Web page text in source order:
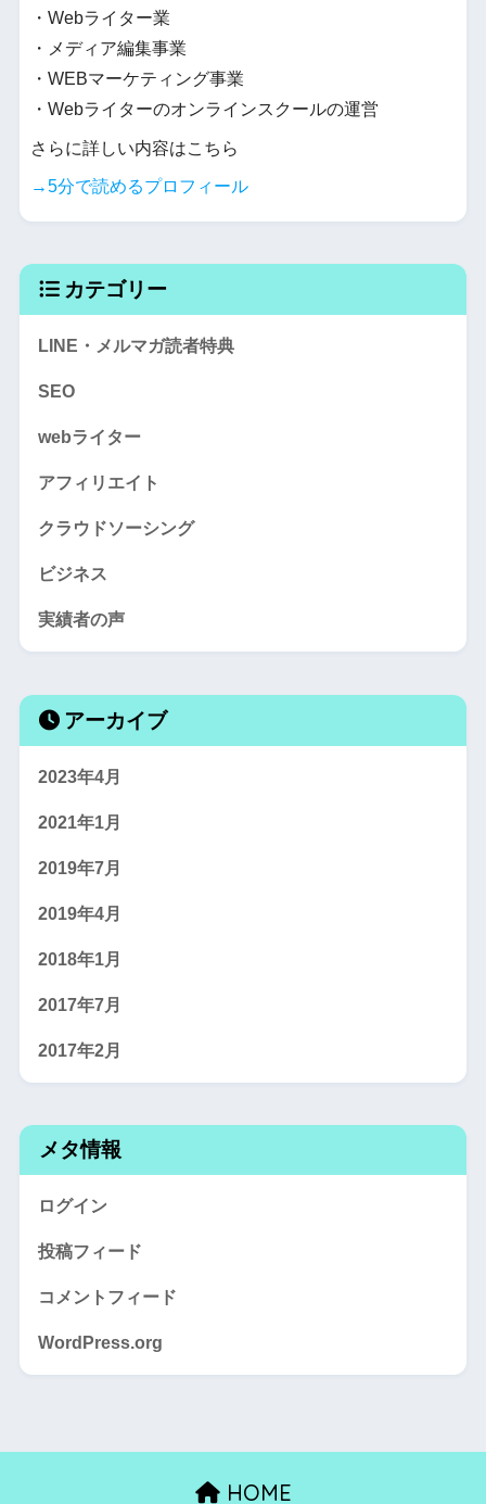
・Webライター業
・メディア編集事業
・WEBマーケティング事業
・Webライターのオンラインスクールの運営
さらに詳しい内容はこちら
→5分で読めるプロフィール
カテゴリー
LINE・メルマガ読者特典
SEO
webライター
アフィリエイト
クラウドソーシング
ビジネス
実績者の声
アーカイブ
2023年4月
2021年1月
2019年7月
2019年4月
2018年1月
2017年7月
2017年2月
メタ情報
ログイン
投稿フィード
コメントフィード
WordPress.org
HOME